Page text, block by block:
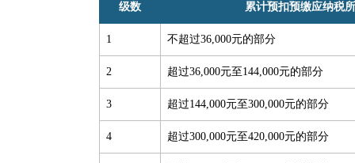
级数 累计预扣预缴应纳税
1 不超过36,000元的部分
2 超过36,000元至144,000元的部分
3 超过144,000元至300,000元的部分
4 超过300,000元至420,000元的部分